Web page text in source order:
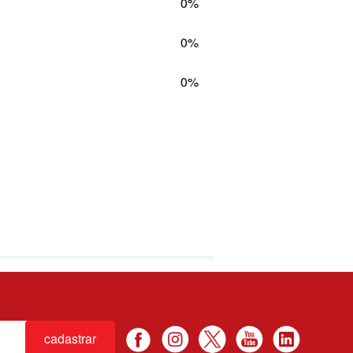
0%
0%
cadastrar